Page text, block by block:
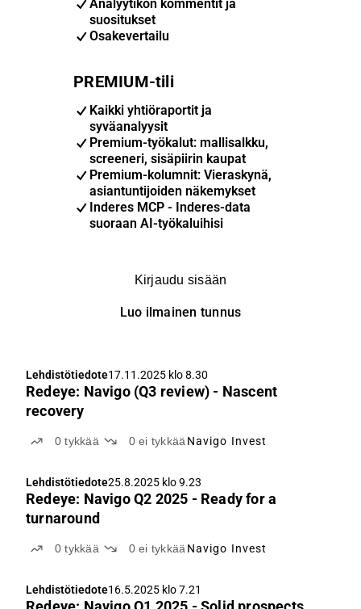
Analyytikon kommentit ja
suositukset
Osakevertailu
PREMIUM-tili
Kaikki yhtiöraportit ja
syväanalyysit
Premium-työkalut: mallisalkku,
screeneri, sisäpiirin kaupat
Premium-kolumnit: Vieraskynä,
asiantuntijoiden näkemykset
Inderes MCP - Inderes-data
suoraan AI-työkaluihisi
Kirjaudu sisään
Luo ilmainen tunnus
Lehdistötiedote17.11.2025 klo 8.30
Redeye: Navigo (Q3 review) - Nascent
recovery
0tykkää 0ei tykkää Navigo Invest
Lehdistötiedote25.8.2025 klo 9.23
Redeye: Navigo Q2 2025 - Ready for a
turnaround
0tykkää 0ei tykkää Navigo Invest
Lehdistötiedote16.5.2025 klo 7.21